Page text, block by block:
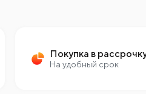
Покупка в
На удобный срок